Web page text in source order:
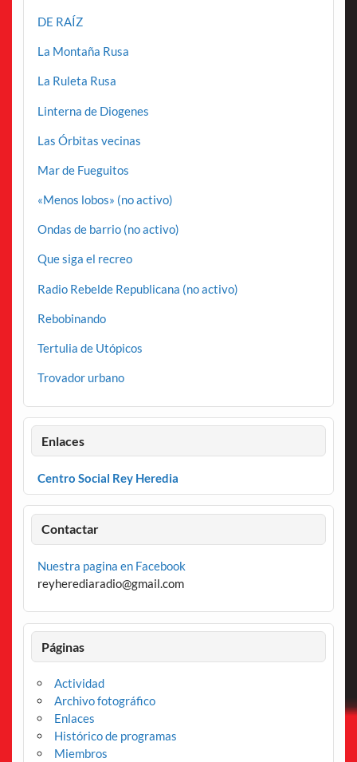
DE RAÍZ
La Montaña Rusa
La Ruleta Rusa
Linterna de Diogenes
Las Órbitas vecinas
Mar de Fueguitos
«Menos lobos» (no activo)
Ondas de barrio (no activo)
Que siga el recreo
Radio Rebelde Republicana (no activo)
Rebobinando
Tertulia de Utópicos
Trovador urbano
Enlaces
Centro Social Rey Heredia
Contactar
Nuestra pagina en Facebook
reyherediaradio@gmail.com
Páginas
Actividad
Archivo fotográfico
Enlaces
Histórico de programas
Miembros